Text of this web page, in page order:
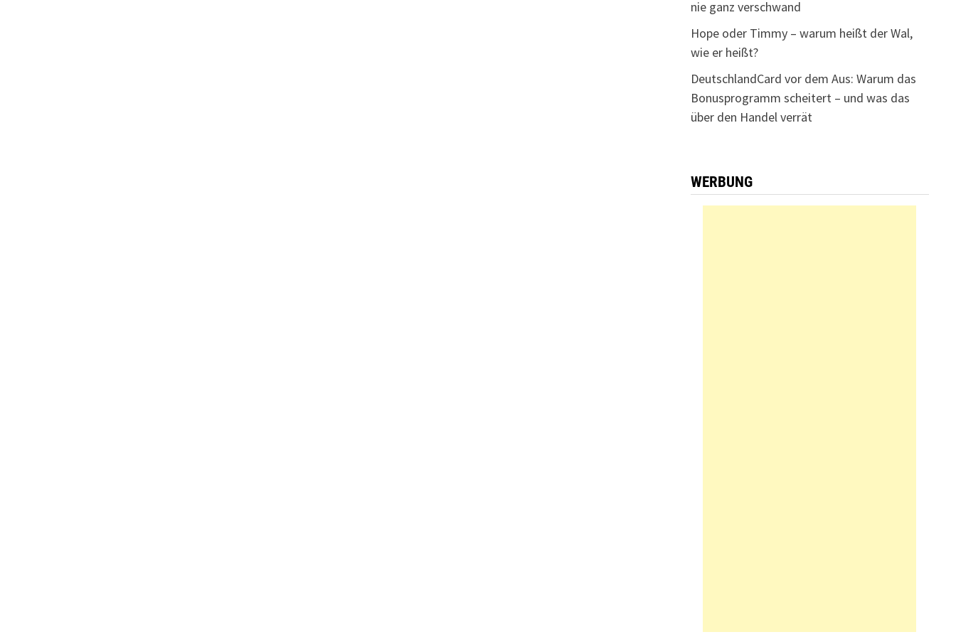
nie ganz verschwand
Hope oder Timmy – warum heißt der Wal,
wie er heißt?
DeutschlandCard vor dem Aus: Warum das
Bonusprogramm scheitert – und was das
über den Handel verrät
WERBUNG